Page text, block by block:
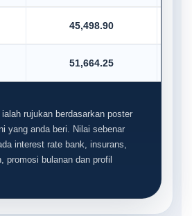
45,498.90
51,664.25
rujukan berdasarkan poster
yang anda beri. Nilai sebenar
interest rate bank, insurans,
promosi bulanan dan profil